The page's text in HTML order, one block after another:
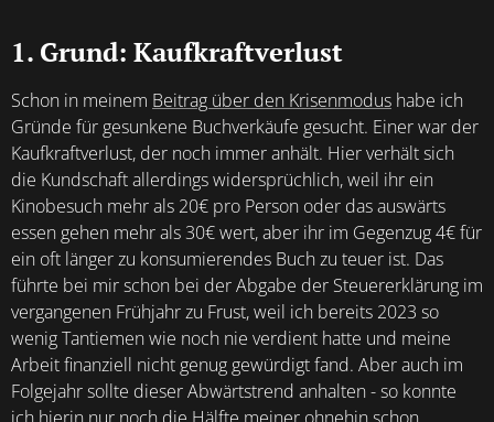
1. Grund: Kaufkraftverlust
Schon in meinem Beitrag über den Krisenmodus habe ich
Gründe für gesunkene Buchverkäufe gesucht. Einer war der
Kaufkraftverlust, der noch immer anhält. Hier verhält sich
die Kundschaft allerdings widersprüchlich, weil ihr ein
Kinobesuch mehr als 20€ pro Person oder das auswärts
essen gehen mehr als 30€ wert, aber ihr im Gegenzug 4€ für
ein oft länger zu konsumierendes Buch zu teuer ist. Das
führte bei mir schon bei der Abgabe der Steuererklärung im
vergangenen Frühjahr zu Frust, weil ich bereits 2023 so
wenig Tantiemen wie noch nie verdient hatte und meine
Arbeit finanziell nicht genug gewürdigt fand. Aber auch im
Folgejahr sollte dieser Abwärtstrend anhalten - so konnte